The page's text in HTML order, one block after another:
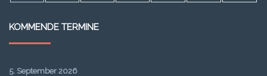
KOMMENDE TERMINE
5. September 2026